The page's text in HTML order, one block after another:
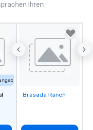
Ihren
Removed from
Brasada Ranch